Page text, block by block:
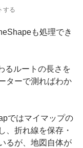
する
も処理でき
るルートの長さを
ターで測ればわか
ではマイマップの
、折れ線を保存・
るが、地図自体が